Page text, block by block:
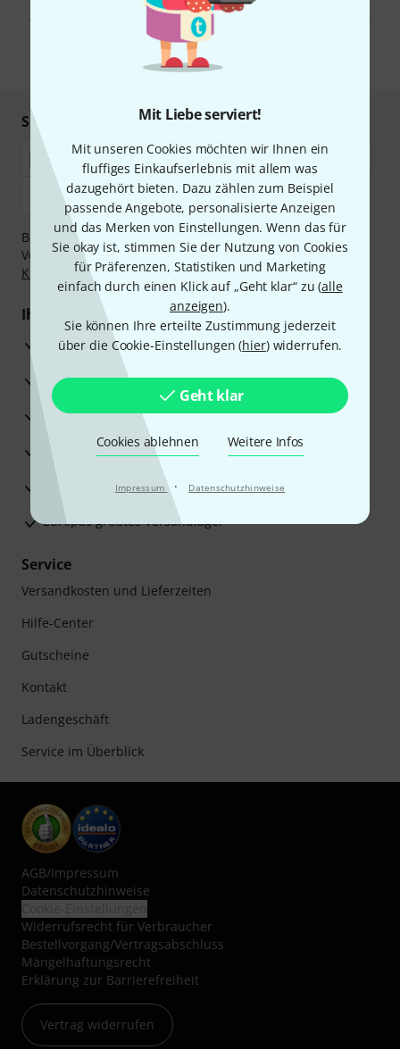
Mit Liebe serviert!
Mit unseren Cookies möchten wir Ihnen ein
fluffiges Einkaufserlebnis mit allem was
dazugehört bieten. Dazu zählen zum Beispiel
passende Angebote, personalisierte Anzeigen
und das Merken von Einstellungen. Wenn das für
Sie okay ist, stimmen Sie der Nutzung von Cookies
für Präferenzen, Statistiken und Marketing
einfach durch einen Klick auf „Geht klar“ zu (alle
anzeigen).
Sie können Ihre erteilte Zustimmung jederzeit
über die Cookie-Einstellungen (hier) widerrufen.
Geht klar
Cookies ablehnen Weitere Infos
Impressum · Datenschutzhinweise
Werbung und einer Messung des E-Mail-Nutzungsverhaltens zu. Die
Abmeldung ist jederzeit möglich. Weitere Informationen finden Sie in
unseren
Datenschutzhinweisen
* Pflichtfeld
Sicher einkaufen & bezahlen
Bezahlen Sie vertraulich und sicher per Nachnahme,
Vorkasse, PayPal, Amazon Pay,Klarna Sofort bezahlen,
Klarna Ratenzahlungoder Kreditkarte.
Ihre Vorteile
3 Jahre Thomann Garantie
30 Tage Money-Back-Garantie
Reparaturservice
Beratung durch Fachexperten
Zufriedenheitsgarantie
Europas größtes Versandlager
Service
Versandkosten und Lieferzeiten
Hilfe-Center
Gutscheine
Kontakt
Ladengeschäft
Service im Überblick
AGB/Impressum
Datenschutzhinweise
Widerrufsrecht für Verbraucher
Bestellvorgang/Vertragsabschluss
Mängelhaftungsrecht
Erklärung zur Barrierefreiheit
Vertrag widerrufen